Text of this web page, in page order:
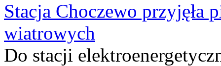
Stacja Choczewo przyjęła
wiatrowych
Do stacji